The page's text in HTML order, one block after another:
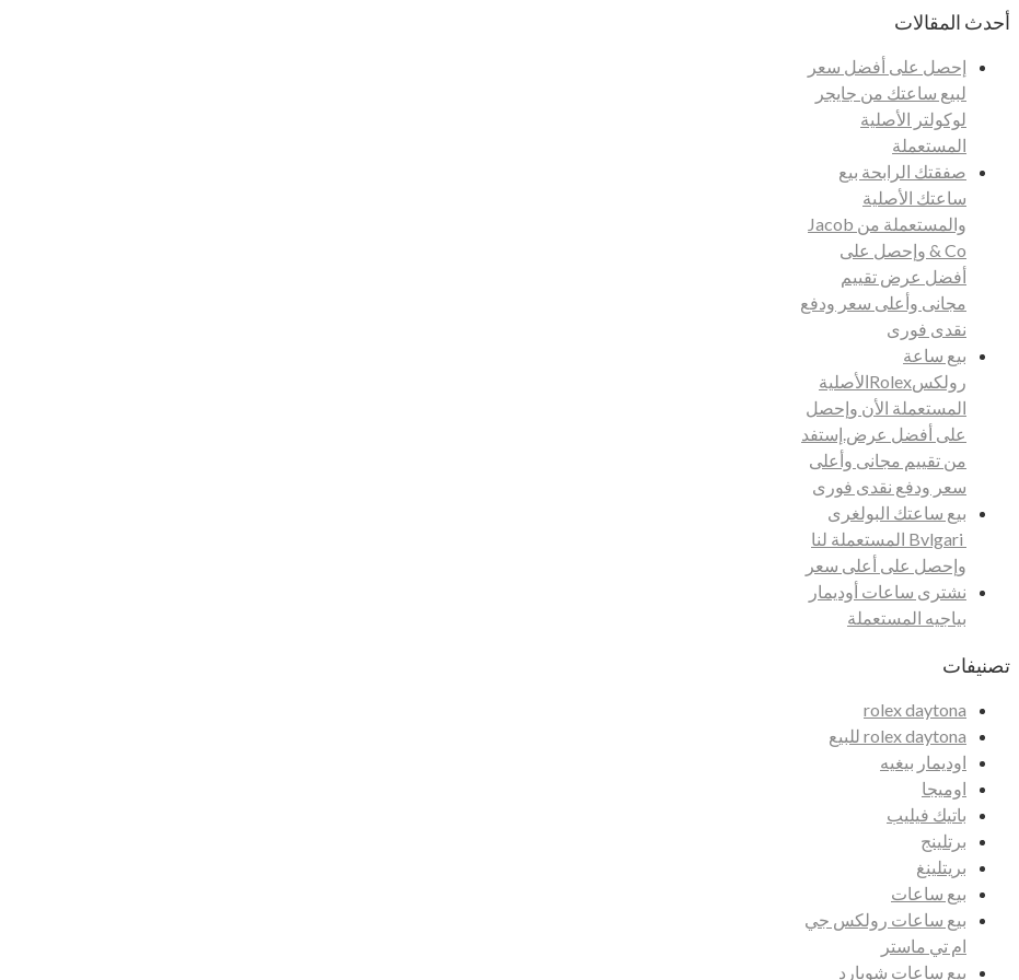
أحدث المقالات
إحصل على أفضل سعر
لبيع ساعتك من جايجر
لوكولتر الأصلية
المستعملة
صفقتك الرابحة بيع
ساعتك الأصلية
والمستعملة من Jacob
& Co وإحصل على
أفضل عرض تقييم
مجانى وأعلى سعر ودفع
نقدى فورى
بيع ساعة
رولكسRolexالأصلية
المستعملة الأن وإحصل
على أفضل عرض.إستفد
من تقييم مجانى وأعلى
سعر ودفع نقدى فورى
بيع ساعتك البولغرى
Bvlgari المستعملة لنا
وإحصل على أعلى سعر
نشترى ساعات أوديمار
بياجيه المستعملة
تصنيفات
rolex daytona
rolex daytona للبيع
اوديمار بيغيه
اوميجا
باتيك فيليب
برتلينج
بريتلينغ
بيع ساعات
بيع ساعات رولكس جي
ام تي ماستر
بيع ساعات شوبارد